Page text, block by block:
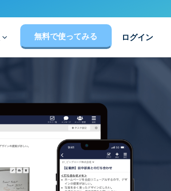
無料で使ってみる ログイン